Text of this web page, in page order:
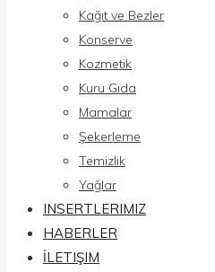
Kağıt ve Bezler
Konserve
Kozmetik
Kuru Gıda
Mamalar
Şekerleme
Temizlik
Yağlar
INSERTLERIMIZ
HABERLER
İLETIŞIM